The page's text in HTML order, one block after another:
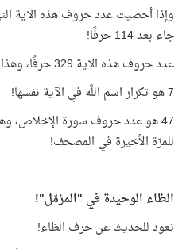
وإذا أحصيت عدد حروف هذه الآية
جاء بعد 114 حرفًا!
عدد حروف هذه الآية 329 حرفًا، وهذا العدد = 7 × 47
7 هو تكرار اسم اللَّه في الآية نفسها!
47 هو عدد حروف سورة الإخلاص،
للمرّة الأخيرة في المصحف!
الظاء الوحيدة في "المزمّل"!
نعود للحديث عن حرف الظاء!